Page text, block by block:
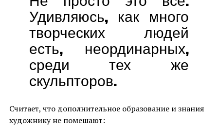
Удивляюсь, как много
творческих людей
есть, неординарных,
среди тех же
скульпторов.
Считает, что дополнительное образование и знания
художнику не помешают: